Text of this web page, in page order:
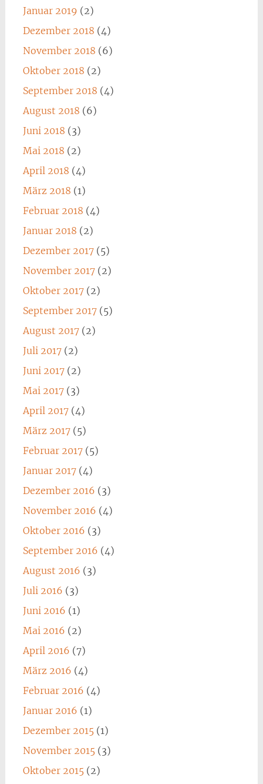
Januar 2019 (2)
Dezember 2018 (4)
November 2018 (6)
Oktober 2018 (2)
September 2018 (4)
August 2018 (6)
Juni 2018 (3)
Mai 2018 (2)
April 2018 (4)
März 2018 (1)
Februar 2018 (4)
Januar 2018 (2)
Dezember 2017(5)
November 2017(2)
Oktober 2017(2)
September 2017(5)
August 2017(2)
Juli 2017(2)
Juni 2017(2)
Mai 2017(3)
April 2017(4)
März 2017(5)
Februar 2017(5)
Januar 2017(4)
Dezember 2016 (3)
November 2016 (4)
Oktober 2016 (3)
September 2016 (4)
August 2016 (3)
Juli 2016 (3)
Juni 2016 (1)
Mai 2016 (2)
April 2016 (7)
März 2016 (4)
Februar 2016 (4)
Januar 2016 (1)
Dezember 2015(1)
November 2015(3)
Oktober 2015(2)